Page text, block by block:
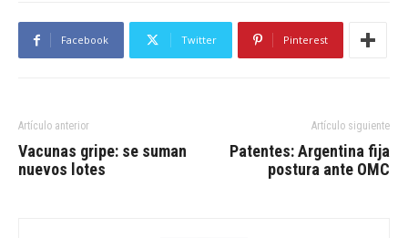
Facebook Twitter Pinterest
Artículo anterior
Vacunas gripe: se suman
nuevos lotes
Artículo siguiente
Patentes: Argentina fija
postura ante OMC